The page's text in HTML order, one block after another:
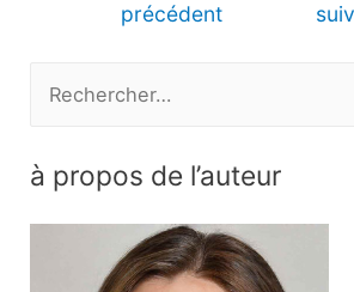
précédent
h
à propos de l’auteur